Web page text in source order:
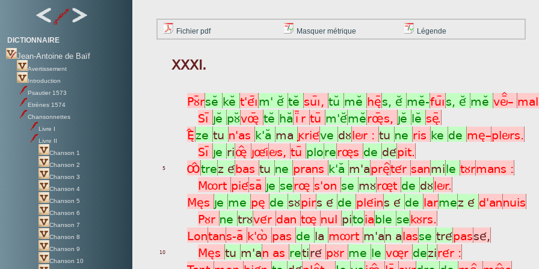
DICTIONNAIRE
Jean-Antoine de Baïf
Avertissement
Introduction
Psautier 1573
Etrénes 1574
Chansonnettes
Livre I
Livre II
Chanson 1
Chanson 2
Chanson 3
Chanson 4
Chanson 5
Chanson 6
Chanson 7
Chanson 8
Chanson 9
Chanson 10
Fichier pdf Masquer métrique Légende
XXXI.
PùÿrseÂ keÂ t'éìým' éÂ teÂ suìý, tuÂ meÂ hèÿs, éÂ meÂ-fuìýs, éÂ meÂ vöÏ_
Sìþ jeÂ pùÂvøý teÂ haÂÍÆr tuÿ m'éÂmeÂrøýs, jeÂ leÂ sèÿ.
ÈÎze tu n'as k'aÂ ma griéve dùlör : tu ne ris ke de mè_plörs.
Sìþ je riøÎ jûiös, tuÿ plorerøs de dépit.
5 ÔÎtrez ébas tu ne prans k'aÂ m'aprè^tér sanmile tùrmans :
Môrt piésaÿ je serø s'on se mùrøt de dùlör.
Mès je me pè de sùpirs é de pléins é de larmez é d'annuis
Pùr ne trùvér dan tø nul pitoiable sekùrs.
Lontans-aÿ k'ôá pas de la môrt m'an alasse trépassé,
10 Mès tu m'an as retiré pùr me le vør dezirér :